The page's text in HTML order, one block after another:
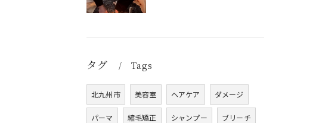
タグ Tags
北九州市 美容室 ヘアケア ダメージ
パーマ 縮毛矯正 シャンプー ブリーチ